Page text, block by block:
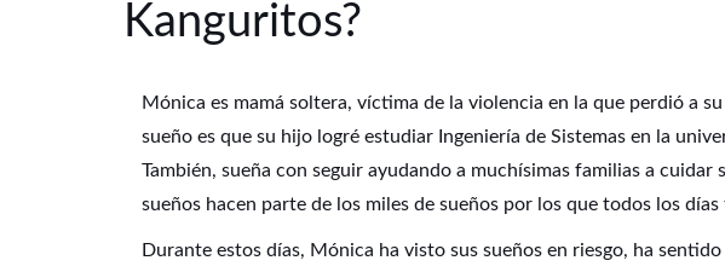
Kanguritos?
Mónica es mamá soltera, víctima de la violencia en la que perdió a
sueño es que su hijo logré estudiar Ingeniería de Sistemas en la
También, sueña con seguir ayudando a muchísimas familias a cuidar
sueños hacen parte de los miles de sueños por los que todos los
Durante estos días, Mónica ha visto sus sueños en riesgo, ha